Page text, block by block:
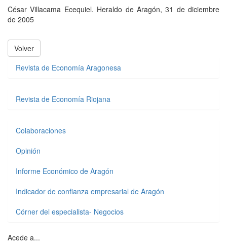
César Villacama Ecequiel. Heraldo de Aragón, 31 de diciembre
de 2005
Volver
Revista de Economía Aragonesa
Revista de Economía Riojana
Colaboraciones
Opinión
Informe Económico de Aragón
Indicador de confianza empresarial de Aragón
Córner del especialista- Negocios
Acede a...